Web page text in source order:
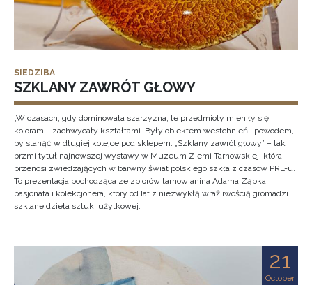
SIEDZIBA
SZKLANY ZAWRÓT GŁOWY
„W czasach, gdy dominowała szarzyzna, te przedmioty mieniły się
kolorami i zachwycały kształtami. Były obiektem westchnień i powodem,
by stanąć w długiej kolejce pod sklepem. „Szklany zawrót głowy” – tak
brzmi tytuł najnowszej wystawy w Muzeum Ziemi Tarnowskiej, która
przenosi zwiedzających w barwny świat polskiego szkła z czasów PRL-u.
To prezentacja pochodząca ze zbiorów tarnowianina Adama Ząbka,
pasjonata i kolekcjonera, który od lat z niezwykłą wrażliwością gromadzi
szklane dzieła sztuki użytkowej.
21
October